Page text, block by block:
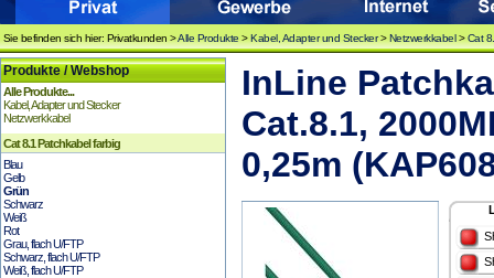
Sie befinden sich hier: Privatkunden >Alle Produkte >Kabel, Adapter und Stecker>Netzwerkkabel>Cat
Produkte / Webshop
Alle Produkte...
Kabel, Adapter und Stecker
Netzwerkkabel
Cat 8.1 Patchkabel farbig
Blau
Gelb
Grün
Schwarz
Weiß
Rot
Grau, flach U/FTP
Schwarz, flach U/FTP
Weiß, flach U/FTP
InLine
Cat.8.1,
0,25m